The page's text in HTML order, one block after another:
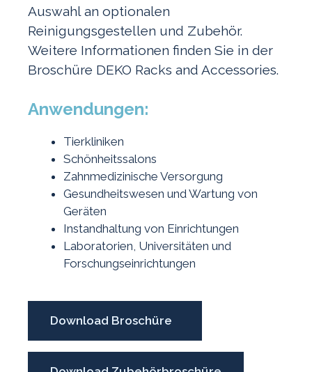
Auswahl an optionalen
Reinigungsgestellen und Zubehör.
Weitere Informationen finden Sie in der
Broschüre DEKO Racks and Accessories.
Anwendungen:
Tierkliniken
Schönheitssalons
Zahnmedizinische Versorgung
Gesundheitswesen und Wartung von
Geräten
Instandhaltung von Einrichtungen
Laboratorien, Universitäten und
Forschungseinrichtungen
Download Broschüre